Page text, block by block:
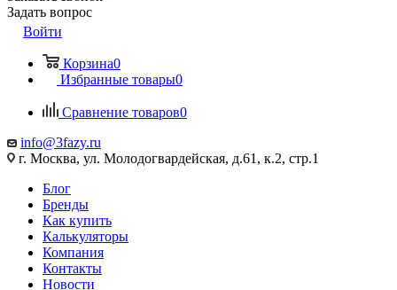
Задать вопрос
Войти
Корзина0
Избранные товары0
Сравнение товаров0
info@3fazy.ru
г. Москва, ул. Молодогвардейская, д.61, к.2, стр.1
Блог
Бренды
Как купить
Калькуляторы
Компания
Контакты
Новости